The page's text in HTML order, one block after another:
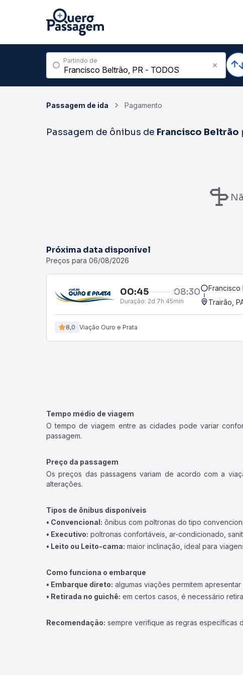
Partindo de
Passagem de ida Pagamento
Passagem de ônibus de Francisco Beltrão
Próxima data disponível
Preços para 06/08/2026
00:45 08:30
Duração: 2d 7h 45min
Francisco
Trairão,
8,0 Viação Ouro e Prata
Tempo médio de viagem
O tempo de viagem entre as cidades pode variar
passagem.
Preço da passagem
Os preços das passagens variam de acordo com a
alterações.
Tipos de ônibus disponíveis
• Convencional: ônibus com poltronas do tipo
• Executivo: poltronas confortáveis, ar-condicionado,
• Leito ou Leito-cama: maior inclinação, ideal para
Como funciona o embarque
• Embarque direto: algumas viações permitem
• Retirada no guichê: em certos casos, é necessário
Recomendação: sempre verifique as regras específicas